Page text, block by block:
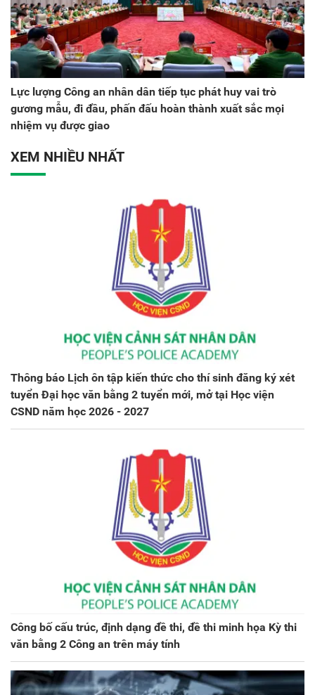
Lực lượng Công an nhân dân tiếp tục phát huy vai trò
gương mẫu, đi đầu, phấn đấu hoàn thành xuất sắc mọi
nhiệm vụ được giao
XEM NHIỀU NHẤT
Thông báo Lịch ôn tập kiến thức cho thí sinh đăng ký xét
tuyển Đại học văn bằng 2 tuyển mới, mở tại Học viện
CSND năm học 2026 - 2027
Công bố cấu trúc, định dạng đề thi, đề thi minh họa Kỳ thi
văn bằng 2 Công an trên máy tính